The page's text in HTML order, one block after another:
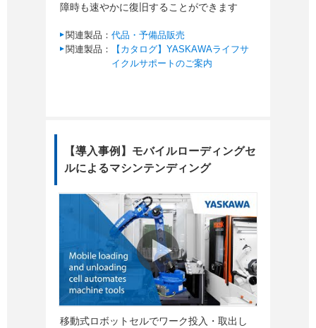
障時も速やかに復旧することができます
関連製品： 代品・予備品販売
関連製品：
【カタログ】YASKAWAライフサ
イクルサポートのご案内
【導入事例】モバイルローディングセ
ルによるマシンテンディング
移動式ロボットセルでワーク投入・取出し